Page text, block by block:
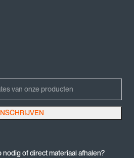
en moet niet worden gewijzigd.
nodig of direct materiaal afhalen?